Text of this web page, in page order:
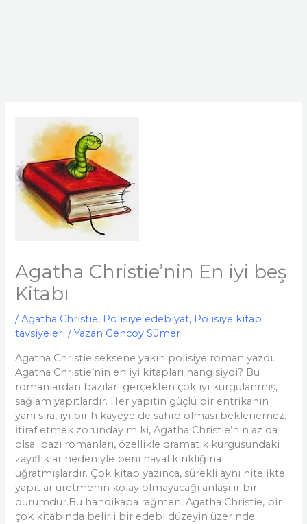
Agatha Christie’nin En iyi beş
Kitabı
/Agatha Christie, Polisiye edebiyat, Polisiye kitap
tavsiyeleri / Yazan Gencoy Sümer
Agatha Christie seksene yakın polisiye roman yazdı.
Agatha Christie’nin en iyi kitapları hangisiydi? Bu
romanlardan bazıları gerçekten çok iyi kurgulanmış,
sağlam yapıtlardır. Her yapıtın güçlü bir entrikanın
yanı sıra, iyi bir hikayeye de sahip olması beklenemez.
İtiraf etmek zorundayım ki, Agatha Christie’nin az da
olsa bazı romanları, özellikle dramatik kurgusundaki
zayıflıklar nedeniyle beni hayal kırıklığına
uğratmışlardır. Çok kitap yazınca, sürekli aynı nitelikte
yapıtlar üretmenin kolay olmayacağı anlaşılır bir
durumdur.Bu handikapa rağmen, Agatha Christie, bir
çok kitabında belirli bir edebi düzeyin üzerinde